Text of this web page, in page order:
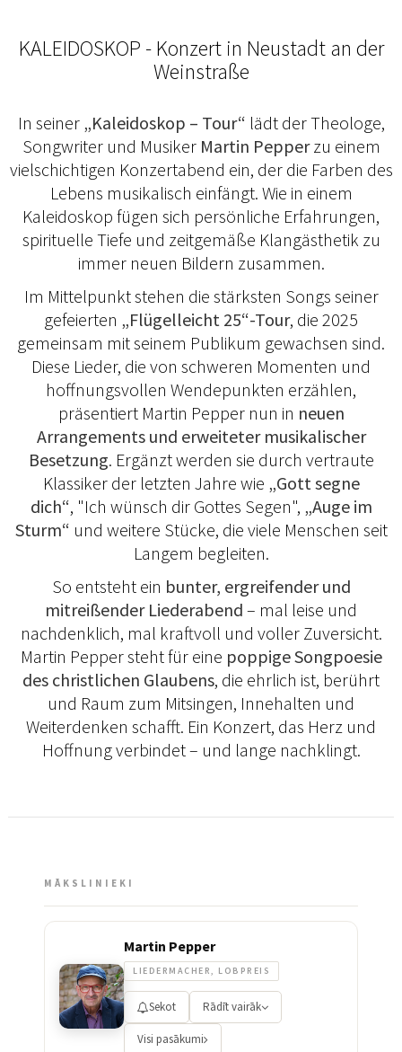
KALEIDOSKOP - Konzert in Neustadt an der
Weinstraße
In seiner „Kaleidoskop – Tour“ lädt der Theologe,
Songwriter und Musiker Martin Pepperzu einem
vielschichtigen Konzertabend ein, der die Farben des
Lebens musikalisch einfängt. Wie in einem
Kaleidoskop fügen sich persönliche Erfahrungen,
spirituelle Tiefe und zeitgemäße Klangästhetik zu
immer neuen Bildern zusammen.
Im Mittelpunkt stehen die stärksten Songs seiner
gefeierten „Flügelleicht 25“-Tour, die 2025
gemeinsam mit seinem Publikum gewachsen sind.
Diese Lieder, die von schweren Momenten und
hoffnungsvollen Wendepunkten erzählen,
präsentiert Martin Pepper nun in neuen
Arrangements und erweiteter musikalischer
Besetzung. Ergänzt werden sie durch vertraute
Klassiker der letzten Jahre wie „Gott segne
dich“, "Ich wünsch dir Gottes Segen", „Auge im
Sturm“ und weitere Stücke, die viele Menschen seit
Langem begleiten.
So entsteht ein bunter, ergreifender und
mitreißender Liederabend – mal leise und
nachdenklich, mal kraftvoll und voller Zuversicht.
Martin Pepper steht für eine poppige Songpoesie
des christlichen Glaubens, die ehrlich ist, berührt
und Raum zum Mitsingen, Innehalten und
Weiterdenken schafft. Ein Konzert, das Herz und
Hoffnung verbindet – und lange nachklingt.
MĀKSLINIEKI
Martin Pepper
LIEDERMACHER, LOBPREIS
Sekot Rādīt vairāk
Visi pasākumi